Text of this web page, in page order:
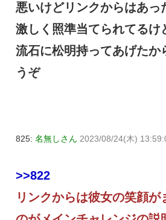
悪いけどリンクからはあっ
激しく照準当てられてるけ
流石に松明持ってあげたか
うぞ
825: 名無しさん 2023/08/24(木)
>>822
リンクからは彼女の笑顔が